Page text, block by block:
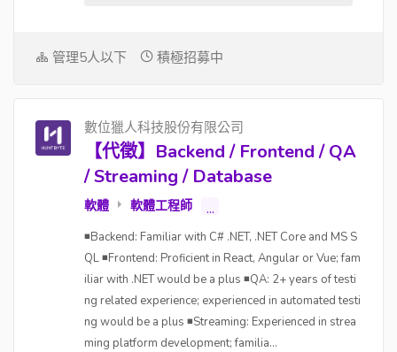
管理5人以下 積極招募中
數位獵人科技股份有限公司
【代徵】Backend / Frontend / QA
/ Streaming / Database
軟體 軟體工程師 ...
◾Backend: Familiar with C# .NET, .NET Core and MS S
QL ◾Frontend: Proficient in React, Angular or Vue; fam
iliar with .NET would be a plus ◾QA: 2+ years of testi
ng related experience; experienced in automated testi
ng would be a plus ◾Streaming: Experienced in strea
ming platform development; familia...